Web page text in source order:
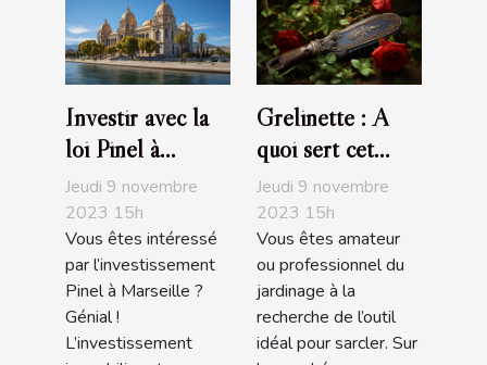
Investir avec la
loi Pinel à
Marseille :
comment s’y
prendre ?
Jeudi 9 novembre
2023 15h
Vous êtes intéressé
par l’investissement
Pinel à Marseille ?
Génial !
L’investissement
Grelinette : A
quoi sert cet
outil de jardin ?
Jeudi 9 novembre
2023 15h
Vous êtes amateur
ou professionnel du
jardinage à la
recherche de l’outil
idéal pour sarcler. Sur